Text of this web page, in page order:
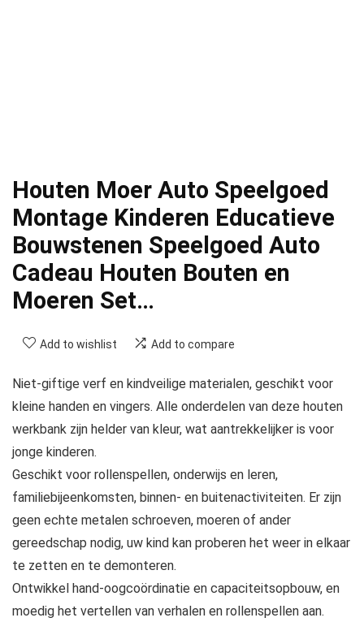
Houten Moer Auto Speelgoed
Montage Kinderen Educatieve
Bouwstenen Speelgoed Auto
Cadeau Houten Bouten en
Moeren Set…
Add to wishlist Add to compare
Niet-giftige verf en kindveilige materialen, geschikt voor
kleine handen en vingers. Alle onderdelen van deze houten
werkbank zijn helder van kleur, wat aantrekkelijker is voor
jonge kinderen.
Geschikt voor rollenspellen, onderwijs en leren,
familiebijeenkomsten, binnen- en buitenactiviteiten. Er zijn
geen echte metalen schroeven, moeren of ander
gereedschap nodig, uw kind kan proberen het weer in elkaar
te zetten en te demonteren.
Ontwikkel hand-oogcoördinatie en capaciteitsopbouw, en
moedig het vertellen van verhalen en rollenspellen aan.